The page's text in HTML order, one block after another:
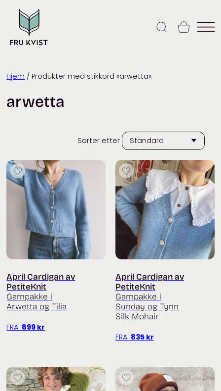
content
Hjem / Produkter med stikkord «arwetta»
arwetta
Sorter etter
April Cardigan av
PetiteKnit
Garnpakke i
Arwetta og Tilia
FRA: 899 kr
April Cardigan av
PetiteKnit
Garnpakke i
Sunday og Tynn
Silk Mohair
FRA: 835 kr